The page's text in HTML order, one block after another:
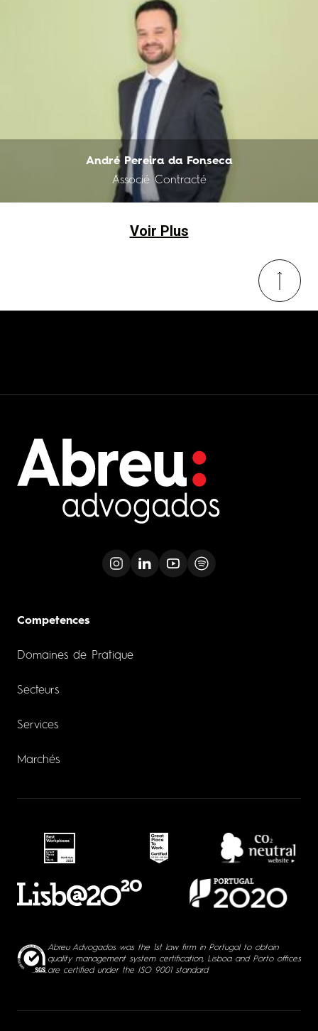
André Pereira da Fonseca
Associé Contracté
Voir Plus
Competences
Domaines de Pratique
Secteurs
Services
Marchés
Abreu Advogados was the 1st law firm in Portugal to obtain
quality management system certification, Lisboa and Porto offices
are certified under the ISO 9001 standard